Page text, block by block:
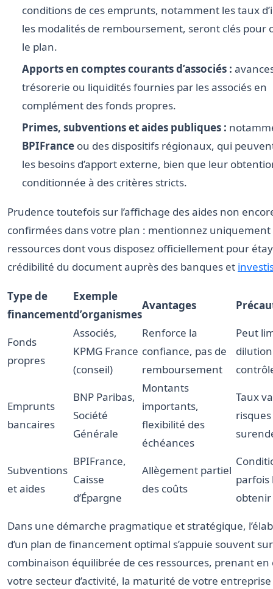
conditions de ces emprunts, notamment les taux
les modalités de remboursement, seront clés pour
le plan.
Apports en comptes courants d’associés :
trésorerie ou liquidités fournies par les associés en
complément des fonds propres.
Primes, subventions et aides publiques :
BPIFrance ou des dispositifs régionaux, qui
les besoins d’apport externe, bien que leur
conditionnée à des critères stricts.
Prudence toutefois sur l’affichage des aides non
confirmées dans votre plan : mentionnez uniquement
ressources dont vous disposez officiellement pour
crédibilité du document auprès des banques et
Type de
financement
Exemple
d’organismes
Avantages
Fonds
propres
Associés,
KPMG France
(conseil)
Renforce la
confiance, pas de
remboursement
Peut
Emprunts
bancaires
BNP Paribas,
Société
Générale
Montants
importants,
flexibilité des
échéances
Taux
Subventions
et aides
BPIFrance,
Caisse
d’Épargne
Allègement partiel
des coûts
parfois
obtenir
Dans une démarche pragmatique et stratégique,
d’un plan de financement optimal s’appuie souvent
combinaison équilibrée de ces ressources, prenant en
votre secteur d’activité, la maturité de votre